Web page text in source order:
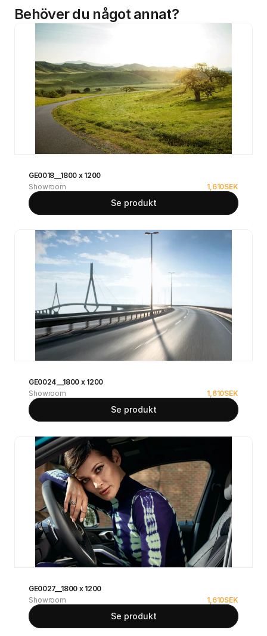
Behöver du något annat?
GE0018__1800 x 1200
Showroom
1,610SEK
Se produkt
GE0024__1800 x 1200
Showroom
1,610SEK
Se produkt
GE0027__1800 x 1200
Showroom
1,610SEK
Se produkt